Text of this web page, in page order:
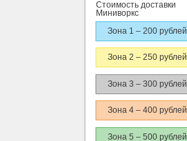
Стоимость доставки
Миниворкс
Зона 1 – 200 рублей
Зона 2 – 250 рублей
Зона 3 – 300 рублей
Зона 4 – 400 рублей
Зона 5 – 500 рублей